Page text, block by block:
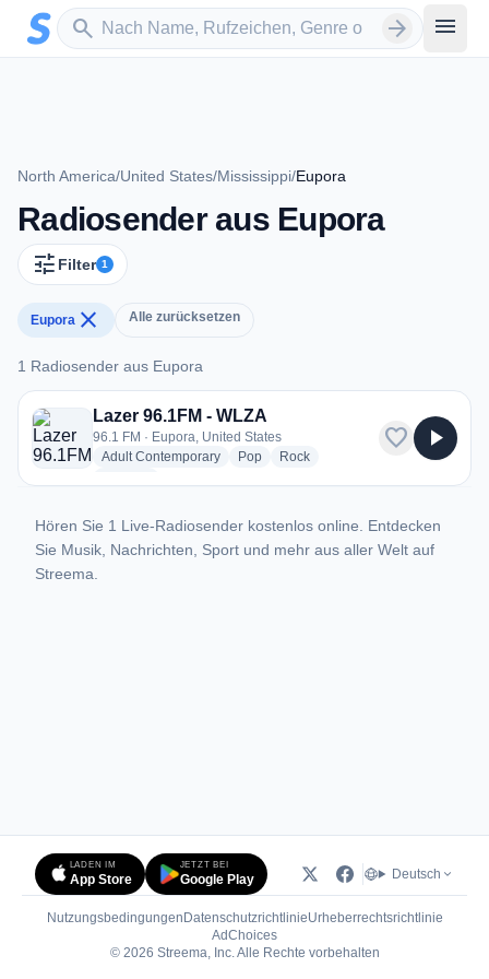
Zum Hauptinhalt springen
search
Sender suchen arrow_forward menu
North America/United States/Mississippi/Eupora
Radiosender aus Eupora
tune Filter 1
Eupora close Alle zurücksetzen
1 Radiosender aus Eupora
1 Radiosender aus Eupora
Lazer 96.1FM - WLZA
96.1 FM · Eupora, United States
Adult Contemporaryradio stations
Popradio stations
Rockradio stations
favorite play_arrow
Hören Sie 1 Live-Radiosender kostenlos online. Entdecken
Sie Musik, Nachrichten, Sport und mehr aus aller Welt auf
Streema.
LADEN IM
App Store
JETZT BEI
Google Play Deutsch
Nutzungsbedingungen DatenschutzrichtlinieUrheberrechtsrichtlinie
AdChoices(öffnet in neuem Tab)
© 2026 Streema, Inc. Alle Rechte vorbehalten